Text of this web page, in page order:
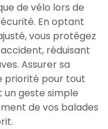
de vélo lors de
En optant
vous protégez
réduisant
Assurer sa
priorité pour tout
geste simple
de vos balades